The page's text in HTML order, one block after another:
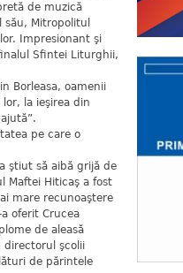
de muzică
Mitropolitul
Impresionant şi
Sfintei Liturghii,
Borleasa, oamenii
la ieşirea din
pe care o
ştiut să aibă grijă de
Maftei Hiticaş a fost
mare recunoaştere
oferit Crucea
de aleasă
directorul şcolii
de părintele